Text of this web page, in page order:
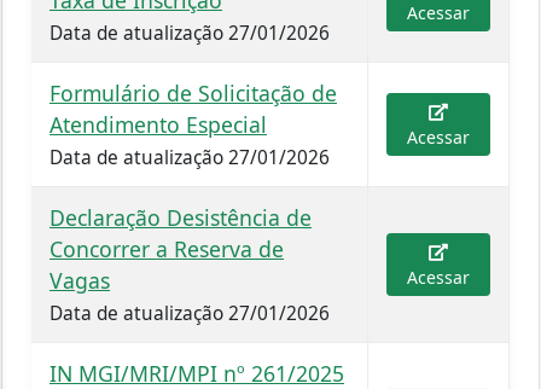
Data de atualização 27/01/2026
Acessar
Formulário de Solicitação de
Atendimento Especial
Data de atualização 27/01/2026
Acessar
Declaração Desistência de
Concorrer a Reserva de
Vagas
Data de atualização 27/01/2026
Acessar
IN MGI/MRI/MPI nº 261/2025